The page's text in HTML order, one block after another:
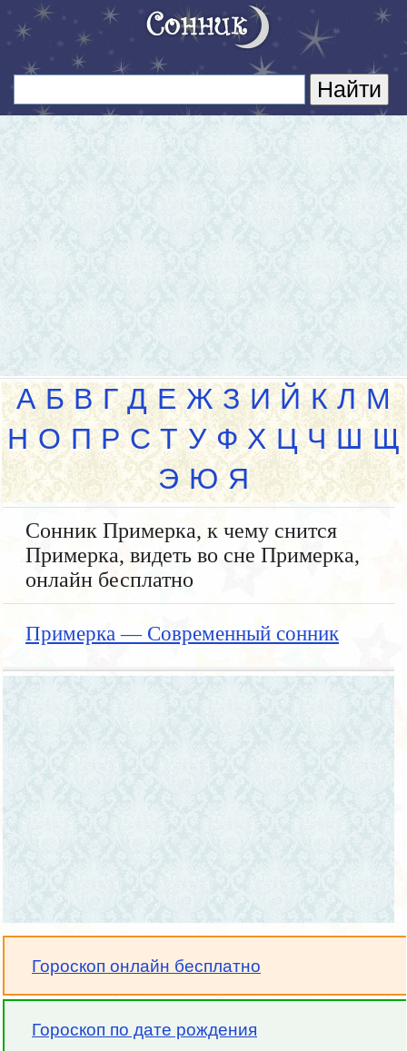
А Б В Г Д Е Ж З И Й К Л М
Н О П Р С Т У Ф Х Ц Ч Ш Щ
Э Ю Я
Сонник Примерка, к чему снится
Примерка, видеть во сне Примерка,
онлайн бесплатно
Примерка — Современный сонник
Гороскоп онлайн бесплатно
Гороскоп по дате рождения